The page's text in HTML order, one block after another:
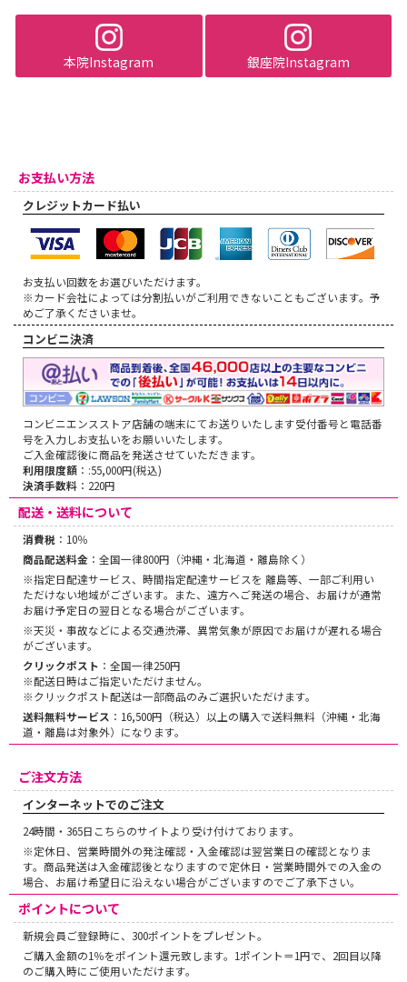
本院Instagram 銀座院Instagram
お支払い方法
クレジットカード払い
お支払い回数をお選びいただけます。
※カード会社によっては分割払いがご利用できないこともございます。予
めご了承くださいませ。
コンビニ決済
コンビニエンスストア店舗の端末にてお送りいたします受付番号と電話番
号を入力しお支払いをお願いいたします。
ご入金確認後に商品を発送させていただきます。
利用限度額 ：:55,000円(税込)
決済手数料 ：220円
配送・送料について
消費税 ：10％
商品配送料金 ：全国一律800円（沖縄・北海道・離島除く）
※指定日配達サービス、時間指定配達サービスを 離島等、一部ご利用い
ただけない地域がございます。また、遠方へご発送の場合、お届けが通常
お届け予定日の翌日となる場合がございます。
※天災・事故などによる交通渋滞、異常気象が原因でお届けが遅れる場合
がございます。
クリックポスト ：全国一律250円
※配送日時はご指定いただけません。
※クリックポスト配送は一部商品のみご選択いただけます。
送料無料サービス ：16,500円（税込）以上の購入で送料無料（沖縄・北海
道・離島は対象外）になります。
ご注文方法
インターネットでのご注文
24時間・365日こちらのサイトより受け付けております。
※定休日、営業時間外の発注確認・入金確認は翌営業日の確認となりま
す。商品発送は入金確認後となりますので定休日・営業時間外での入金の
場合、お届け希望日に沿えない場合がございますのでご了承下さい。
ポイントについて
新規会員ご登録時に、300ポイントをプレゼント。
ご購入金額の1％をポイント還元致します。1ポイント＝1円で、2回目以降
のご購入時にご使用いただけます。